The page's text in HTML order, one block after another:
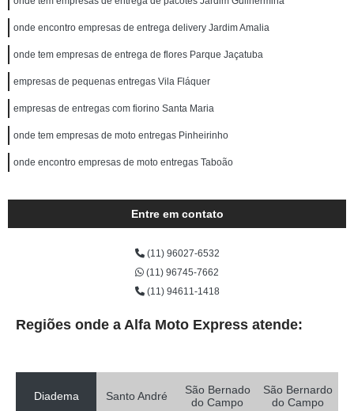
onde encontro empresas de entrega delivery Jardim Amalia
onde tem empresas de entrega de flores Parque Jaçatuba
empresas de pequenas entregas Vila Fláquer
empresas de entregas com fiorino Santa Maria
onde tem empresas de moto entregas Pinheirinho
onde encontro empresas de moto entregas Taboão
Entre em contato
(11) 96027-6532
(11) 96745-7662
(11) 94611-1418
Regiões onde a Alfa Moto Express atende:
Diadema Santo André
São Bernado
do Campo
São Bernardo
do Campo